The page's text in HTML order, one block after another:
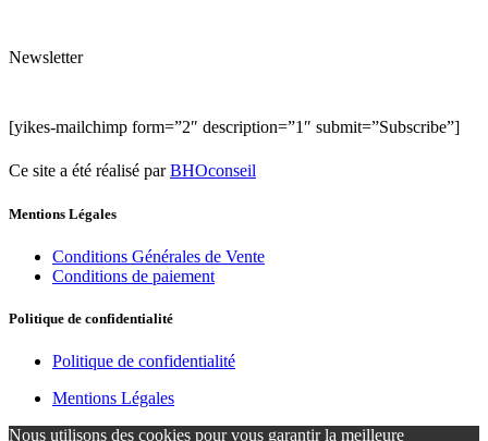
Newsletter
[yikes-mailchimp form=”2″ description=”1″ submit=”Subscribe”]
Ce site a été réalisé parBHOconseil
Mentions Légales
Conditions Générales de Vente
Conditions de paiement
Politique de confidentialité
Politique de confidentialité
Mentions Légales
Nous utilisons des cookies pour vous garantir la meilleure